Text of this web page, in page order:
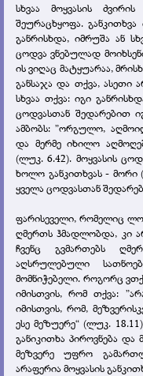
სხვაა მოყვასის
შეურაცხყოფა. განკითხვა
განრისხდა, იმრუშა ან
ცოდვა ვნებულად
ის ვიღაც მატყუარაა,
განსაჯა და თქვა, ასეთი
სხვაა თქვა: იგი
ცოდვასთან შედარებით
ამბობს: ”ორგულო,
და მერმე იხილო
(ლუკ. 6.42). მოყვასის
ხოლო განკითხვას - მორი
ყველა ცოდვასთან
ფარისეველი, რომელიც
ღმერთს ჰმადლობდა, კი
ჩვენც გვმართებს
აღსრულებული
მომნიჭებელი. როგორც
იმისთვის, რომ თქვა:
იმისთვის, რომ,
ესე მეზუერე“ (ლუკ.
განიკითხა პიროვნება და
მეზვერე უფრო
არაფერია მოყვასის